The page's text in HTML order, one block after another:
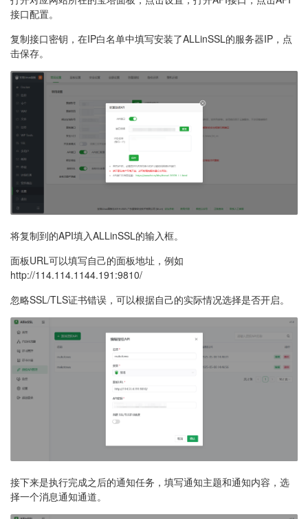
接口配置。
复制接口密钥，在IP白名单中填写安装了ALLinSSL的服务器IP，点
击保存。
将复制到的API填入ALLinSSL的输入框。
面板URL可以填写自己的面板地址，例如
http://114.114.1144.191:9810/
忽略SSL/TLS证书错误，可以根据自己的实际情况选择是否开启。
接下来是执行完成之后的通知任务，填写通知主题和通知内容，选
择一个消息通知通道。